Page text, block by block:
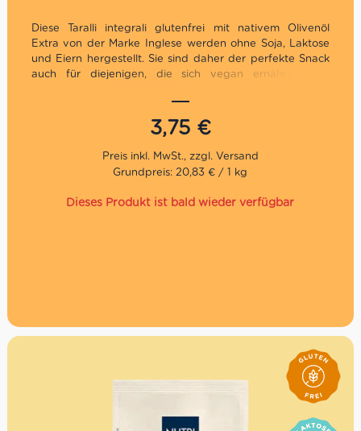
Diese Taralli integrali glutenfrei mit nativem Olivenöl
Extra von der Marke Inglese werden ohne Soja, Laktose
und Eiern hergestellt. Sie sind daher der perfekte Snack
auch für diejenigen, die sich vegan ernähren. Wir
3,75 €
Grundpreis: 20,83 € / 1 kg
Dieses Produkt ist bald wieder verfügbar